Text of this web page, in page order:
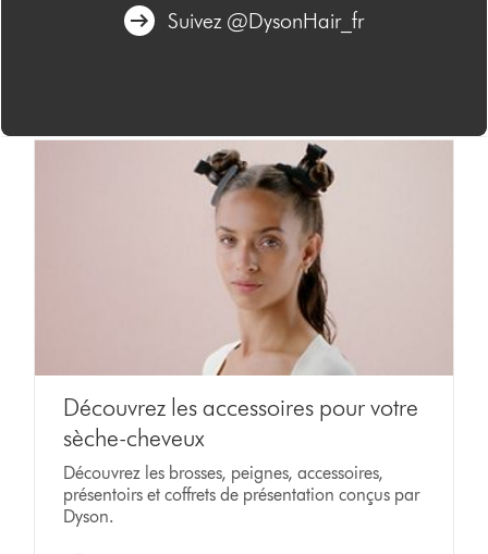
Suivez @DysonHair_fr
Découvrez les accessoires pour votre
sèche-cheveux
Découvrez les brosses, peignes, accessoires,
présentoirs et coffrets de présentation conçus par
Dyson.